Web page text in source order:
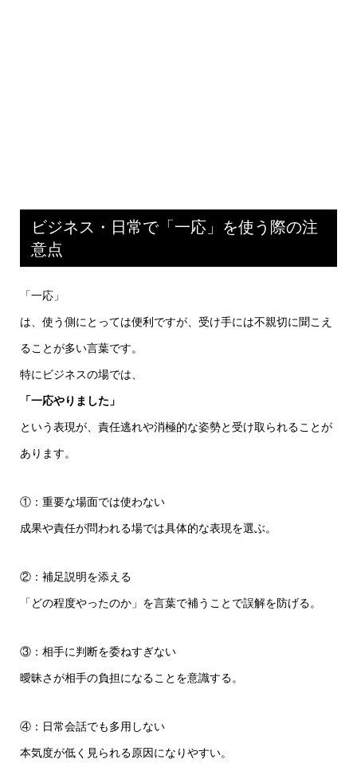
ビジネス・日常で「一応」を使う際の注
意点
「一応」
は、使う側にとっては便利ですが、受け手には不親切に聞こえ
ることが多い言葉です。
特にビジネスの場では、
「一応やりました」
という表現が、責任逃れや消極的な姿勢と受け取られることが
あります。
①：重要な場面では使わない
成果や責任が問われる場では具体的な表現を選ぶ。
②：補足説明を添える
「どの程度やったのか」を言葉で補うことで誤解を防げる。
③：相手に判断を委ねすぎない
曖昧さが相手の負担になることを意識する。
④：日常会話でも多用しない
本気度が低く見られる原因になりやすい。